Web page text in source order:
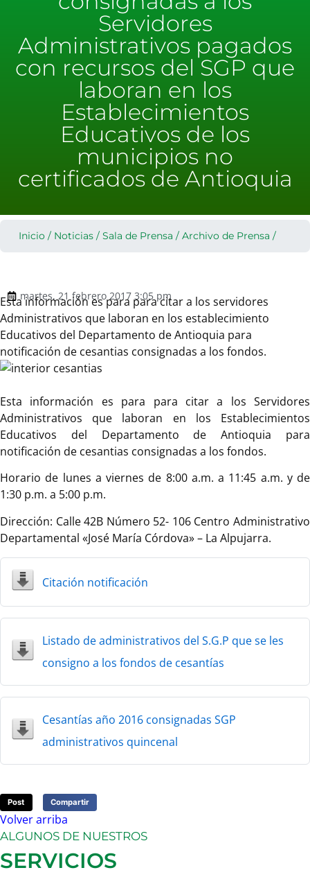
Servidores
Administrativos pagados
con recursos del SGP que
laboran en los
Establecimientos
Educativos de los
municipios no
certificados de Antioquia
Inicio / Noticias / Sala de Prensa / Archivo de Prensa /
martes, 21 febrero 2017 3:05 pm
Esta información es para para citar a los servidores
Administrativos que laboran en los establecimiento
Educativos del Departamento de Antioquia para
notificación de cesantias consignadas a los fondos.
Esta información es para para citar a los Servidores
Administrativos que laboran en los Establecimientos
Educativos del Departamento de Antioquia para
notificación de cesantias consignadas a los fondos.
Horario de lunes a viernes de 8:00 a.m. a 11:45 a.m. y de
1:30 p.m. a 5:00 p.m.
Dirección: Calle 42B Número 52- 106 Centro Administrativo
Departamental «José María Córdova» – La Alpujarra.
Citación notificación
Listado de administrativos del S.G.P que se les
consigno a los fondos de cesantías
Cesantías año 2016 consignadas SGP
administrativos quincenal
Post Compartir
Volver arriba
ALGUNOS DE NUESTROS
SERVICIOS